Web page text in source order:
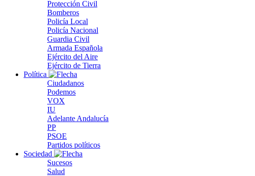
Protección Civil
Bomberos
Policía Local
Policía Nacional
Guardia Civil
Armada Española
Ejército del Aire
Ejército de Tierra
Política
Ciudadanos
Podemos
VOX
IU
Adelante Andalucía
PP
PSOE
Partidos políticos
Sociedad
Sucesos
Salud